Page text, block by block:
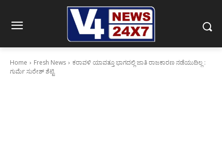
Home Fresh News
ಕರಾವಳಿ ಯಾವತ್ತೂ ಭಾಗದಲ್ಲಿ ಜಾತಿ ರಾಜಕಾರಣ ನಡೆಯುದಿಲ್ಲ :
ಗುರ್ಮೆ ಸುರೇಶ್ ಶೆಟ್ಟಿ